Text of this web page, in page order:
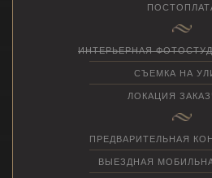
ИНТЕРЬЕРНАЯ
СЪЕМКА НА
ЛОКАЦИЯ
ПРЕДВАРИТЕЛЬНАЯ
ВЫЕЗДНАЯ